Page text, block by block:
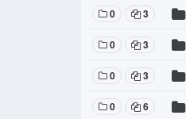
0 3
0 3
0 3
0 6